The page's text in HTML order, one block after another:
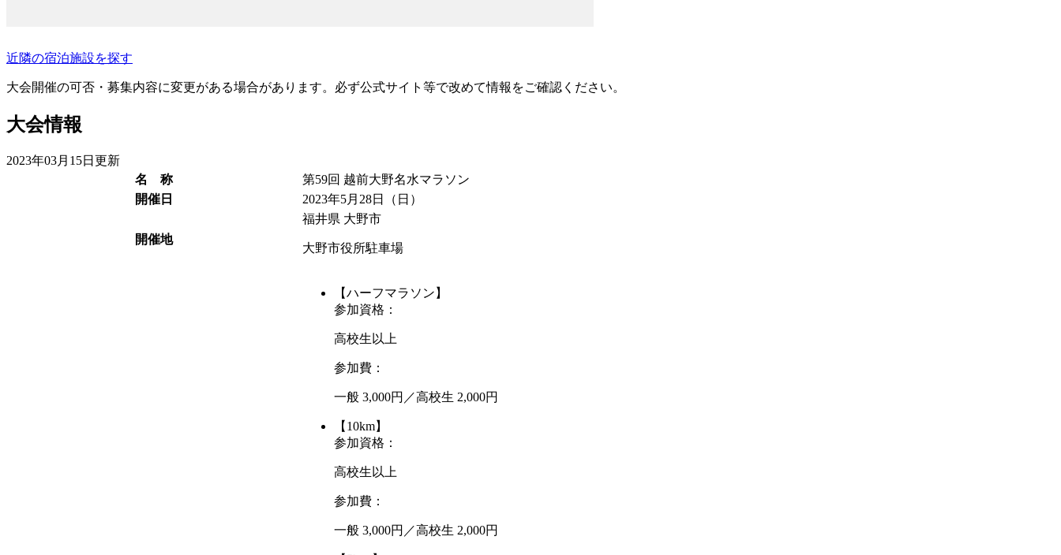
近隣の宿泊施設を探す
大会開催の可否・募集内容に変更がある場合があります。必ず公式サイト等で改めて情報をご確認ください。
大会情報
2023年03月15日更新
名 称
第59回 越前大野名水マラソン
開催日
2023年5月28日 （日）
開催地
福井県 大野市
大野市役所駐車場
【ハーフマラソン】
参加資格：
高校生以上
参加費：
一般 3,000円／高校生 2,000円
【10km】
参加資格：
高校生以上
参加費：
一般 3,000円／高校生 2,000円